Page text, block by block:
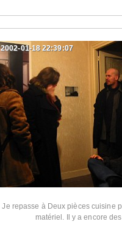
Je repasse à Deux pièces cuisine
matériel. Il y a encore
2002-01-18 22:39:07